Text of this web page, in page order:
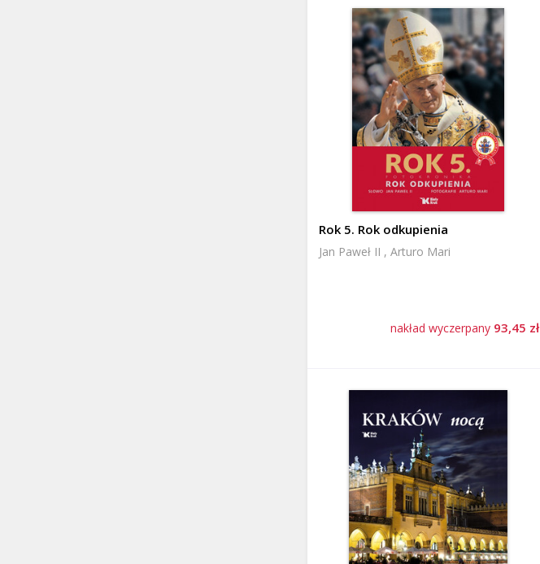
Rok 5. Rok odkupienia
Jan Paweł II , Arturo Mari
nakład wyczerpany 93,45 zł